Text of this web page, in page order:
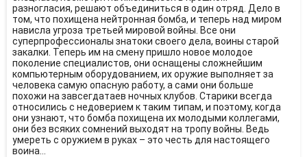
разногласия, решают объединиться в один отряд. Дело в
том, что похищена нейтронная бомба, и теперь над миром
нависла угроза третьей мировой войны. Все они
суперпрофессионалы знатоки своего дела, воины старой
закалки. Теперь им на смену пришло новое молодое
поколение специалистов, они оснащены сложнейшим
компьютерным оборудованием, их оружие выполняет за
человека самую опасную работу, а сами они больше
похожи на завсегдатаев ночных клубов. Старики всегда
относились с недоверием к таким типам, и поэтому, когда
они узнают, что бомба похищена их молодыми коллегами,
они без всяких сомнений выходят на тропу войны. Ведь
умереть с оружием в руках – это честь для настоящего
воина…